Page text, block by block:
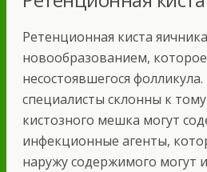
Ретенционная киста
новообразованием,
несостоявшегося
специалисты склонны к
кистозного мешка могут
инфекционные агенты,
наружу содержимого могут